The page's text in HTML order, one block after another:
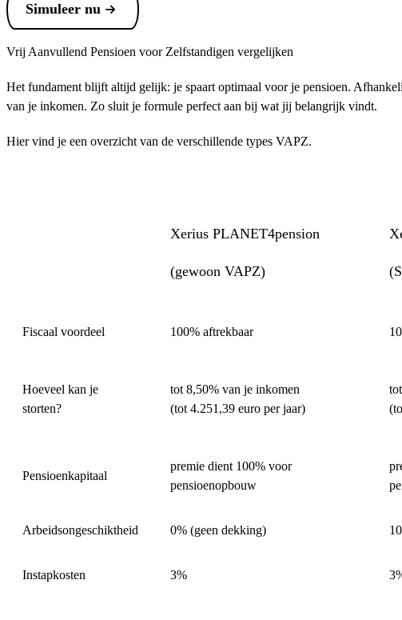
Simuleer nu
Vrij Aanvullend Pensioen voor Zelfstandigen vergelijken
Het fundament blijft altijd gelijk: je spaart optimaal voor je pensioen.
van je inkomen. Zo sluit je formule perfect aan bij wat jij belangrijk vindt.
Hier vind je een overzicht van de verschillende types VAPZ.
Xerius PLANET4pension
(gewoon VAPZ)
Fiscaal voordeel 100% aftrekbaar
Hoeveel kan je
storten?
tot 8,50% van je inkomen
(tot 4.251,39 euro per jaar)
Pensioenkapitaal
premie dient 100% voor
pensioenopbouw
Arbeidsongeschiktheid 0% (geen dekking)
Instapkosten 3%